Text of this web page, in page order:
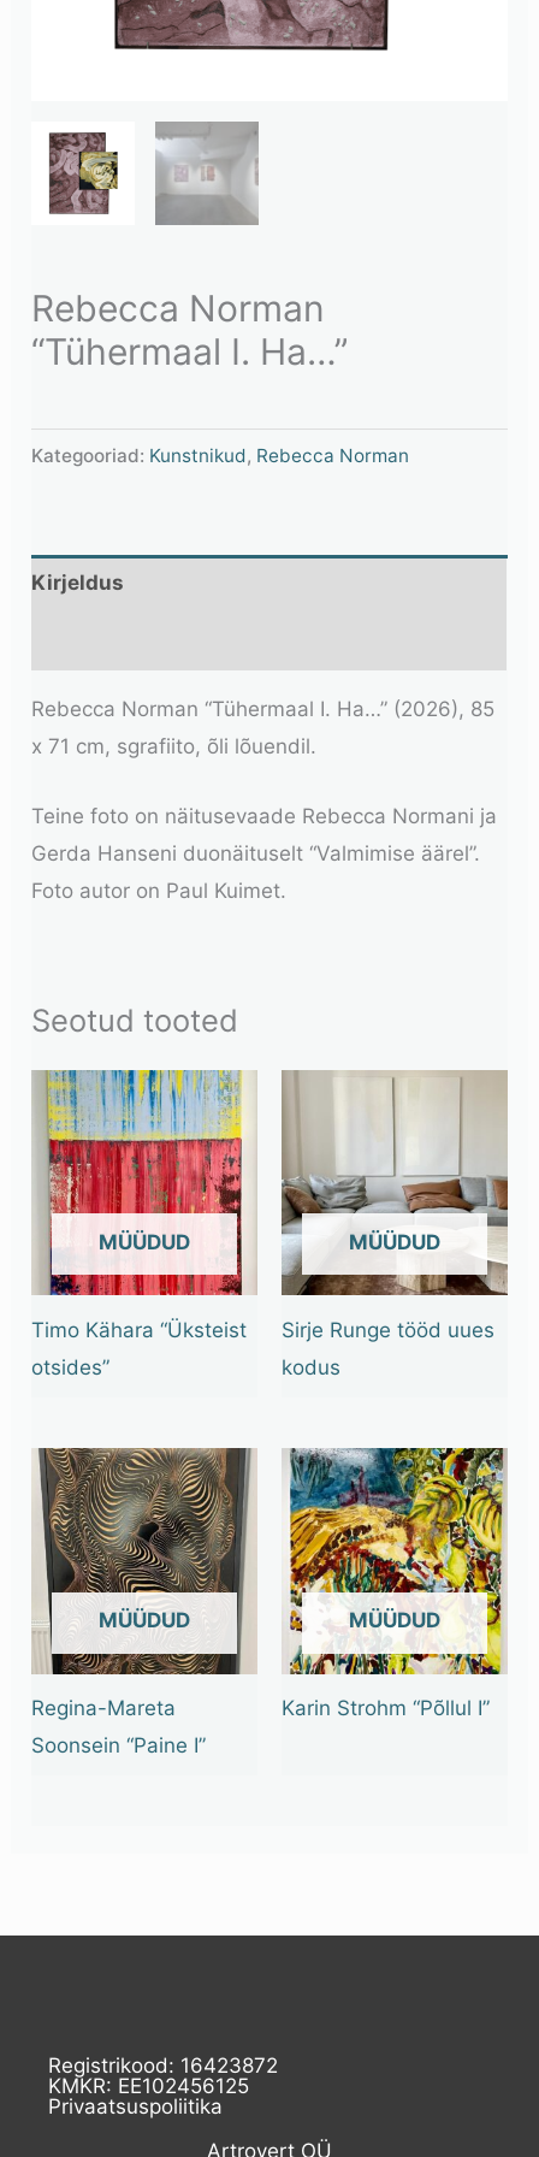
Rebecca Norman
“Tühermaal I. Ha…”
Kategooriad: Kunstnikud, Rebecca Norman
Kirjeldus
Rebecca Norman “Tühermaal I. Ha…” (2026), 85
x 71 cm, sgrafiito, õli lõuendil.
Teine foto on näitusevaade Rebecca Normani ja
Gerda Hanseni duonäituselt “Valmimise äärel”.
Foto autor on Paul Kuimet.
Seotud tooted
OUT OF STOCK
Timo Kähara “Üksteist
otsides”
OUT OF STOCK
Sirje Runge tööd uues
kodus
OUT OF STOCK
Regina-Mareta
Soonsein “Paine I”
OUT OF STOCK
Karin Strohm “Põllul I”
Registrikood: 16423872
KMKR: EE102456125
Privaatsuspoliitika
Artrovert OÜ